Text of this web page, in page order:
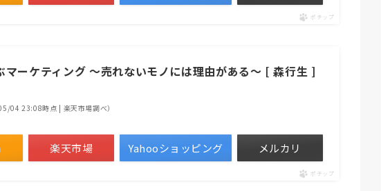
ポチップ
マーケティング ～売れないモノには理由がある～ [ 森行生 ]
04 23:08時点 | 楽天市場調べ）
楽天市場 Yahooショッピング メルカリ
ポチップ